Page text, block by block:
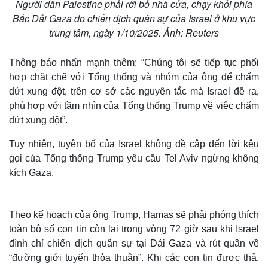
Người dân Palestine phải rời bỏ nhà cửa, chạy khỏi phía
Bắc Dải Gaza do chiến dịch quân sự của Israel ở khu vực
trung tâm, ngày 1/10/2025. Ảnh: Reuters
Thông báo nhấn mạnh thêm: “Chúng tôi sẽ tiếp tục phối
hợp chặt chẽ với Tổng thống và nhóm của ông để chấm
dứt xung đột, trên cơ sở các nguyên tắc mà Israel đề ra,
phù hợp với tầm nhìn của Tổng thống Trump về việc chấm
dứt xung đột”.
Tuy nhiên, tuyên bố của Israel không đề cập đến lời kêu
gọi của Tổng thống Trump yêu cầu Tel Aviv ngừng không
kích Gaza.
Theo kế hoạch của ông Trump, Hamas sẽ phải phóng thích
toàn bộ số con tin còn lại trong vòng 72 giờ sau khi Israel
đình chỉ chiến dịch quân sự tại Dải Gaza và rút quân về
“đường giới tuyến thỏa thuận”. Khi các con tin được thả,